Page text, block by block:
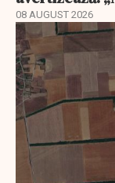
08 AUGUST 2026